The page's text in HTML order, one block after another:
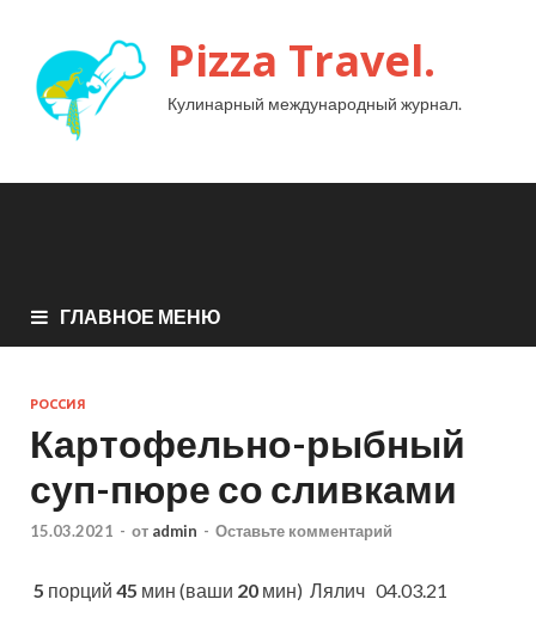
Pizza Travel.
Кулинарный международный журнал.
ГЛАВНОЕ МЕНЮ
РОССИЯ
Картофельно-рыбный
суп-пюре со сливками
15.03.2021 - от admin - Оставьте комментарий
5 порций 45 мин (ваши 20 мин) Лялич 04.03.21